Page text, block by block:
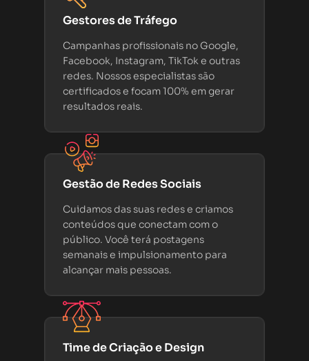
Gestores de Tráfego
Campanhas profissionais no Google,
Facebook, Instagram, TikTok e outras
redes. Nossos especialistas são
certificados e focam 100% em gerar
resultados reais.
Gestão de Redes Sociais
Cuidamos das suas redes e criamos
conteúdos que conectam com o
público. Você terá postagens
semanais e impulsionamento para
alcançar mais pessoas.
Time de Criação e Design